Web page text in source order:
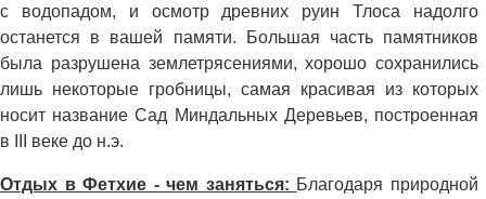
с водопадом, и осмотр древних руин Тлоса надолго
останется в вашей памяти. Большая часть памятников
была разрушена землетрясениями, хорошо сохранились
лишь некоторые гробницы, самая красивая из которых
носит название Сад Миндальных Деревьев, построенная
в III веке до н.э.
Отдых в Фетхие - чем заняться: Благодаря природной